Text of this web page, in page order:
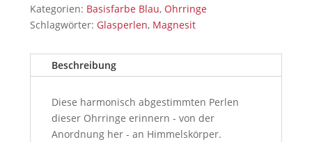
Kategorien: Basisfarbe Blau, Ohrringe
Schlagwörter: Glasperlen, Magnesit
Beschreibung
Diese harmonisch abgestimmten Perlen
dieser Ohrringe erinnern - von der
Anordnung her - an Himmelskörper.